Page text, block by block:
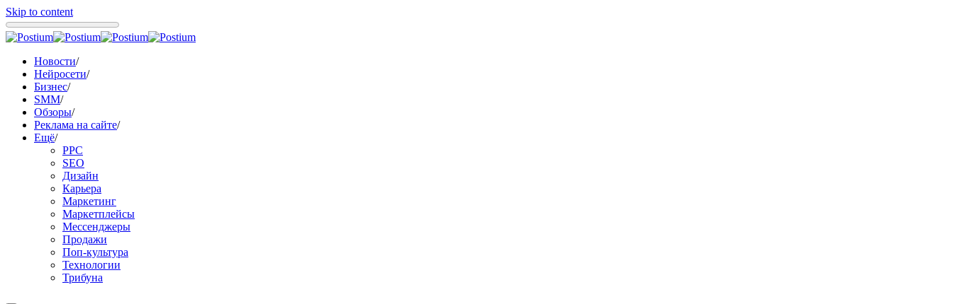
Skip to content
Новости/
Нейросети/
Бизнес/
SMM/
Обзоры/
Реклама на сайте/
Ещё/
PPC
SEO
Дизайн
Карьера
Маркетинг
Маркетплейсы
Мессенджеры
Продажи
Поп-культура
Технологии
Трибуна